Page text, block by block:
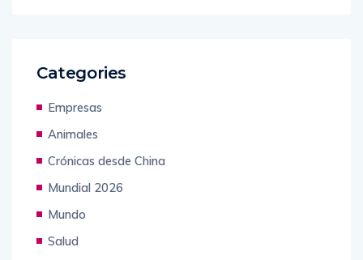
Categories
Empresas
Animales
Crónicas desde China
Mundial 2026
Mundo
Salud